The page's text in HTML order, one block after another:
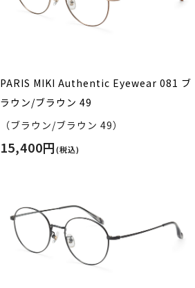
PARIS MIKI Authentic Eyewear 081 ブ
ラウン/ブラウン 49
（ブラウン/ブラウン 49）
15,400円(税込)